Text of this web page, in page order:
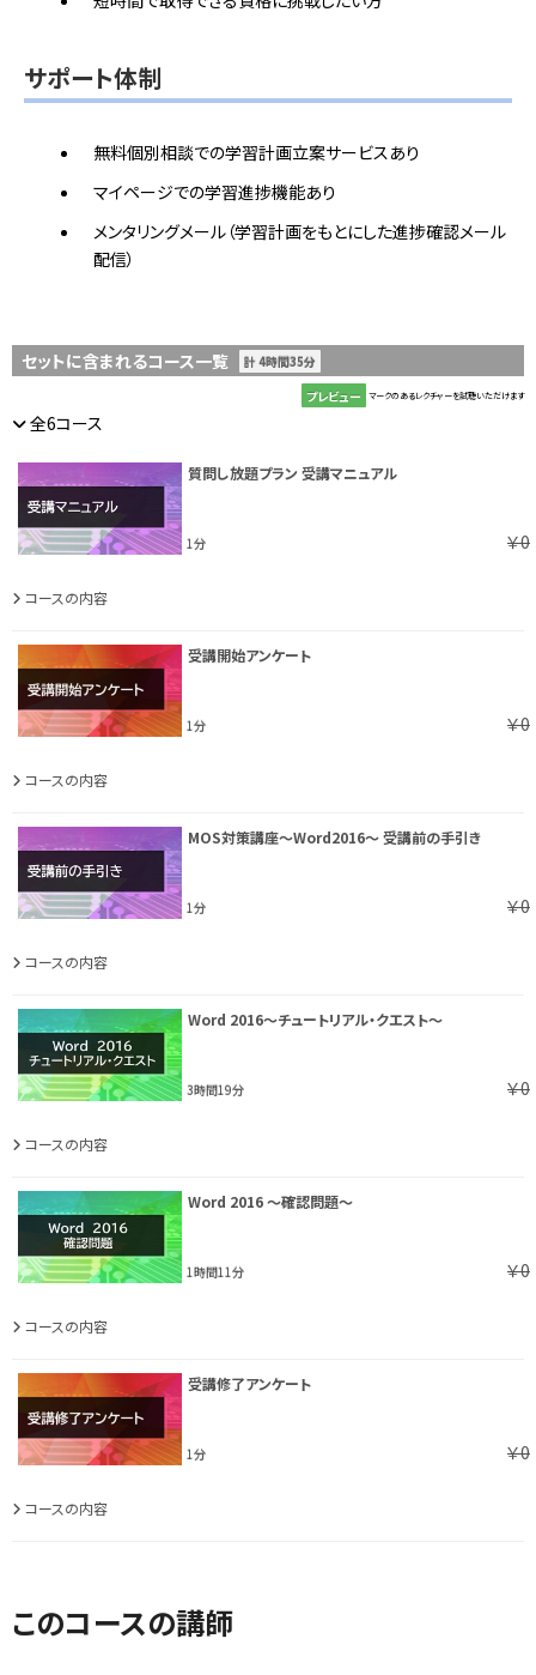
サポート体制
無料個別相談での学習計画立案サービスあり
マイページでの学習進捗機能あり
メンタリングメール（学習計画をもとにした進捗確認メール
配信）
セットに含まれるコース一覧 計 4時間35分
プレビュー マークのあるレクチャーを試聴いただけます
全6コース
質問し放題プラン 受講マニュアル
1分 ￥0
コースの内容
受講開始アンケート
1分 ￥0
コースの内容
MOS対策講座～Word2016～ 受講前の手引き
1分 ￥0
コースの内容
Word 2016～チュートリアル・クエスト～
3時間19分 ￥0
コースの内容
Word 2016 ～確認問題～
1時間11分 ￥0
コースの内容
受講修了アンケート
1分 ￥0
コースの内容
このコースの講師